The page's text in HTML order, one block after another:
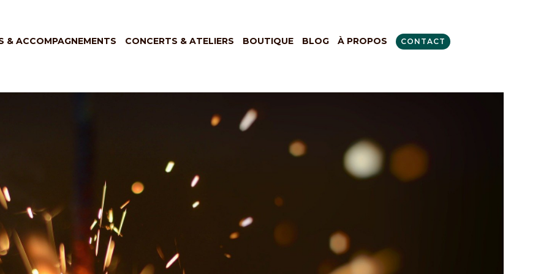
& ACCOMPAGNEMENTS CONCERTS & ATELIERS BOUTIQUE BLOG À PROPOS CONTACT